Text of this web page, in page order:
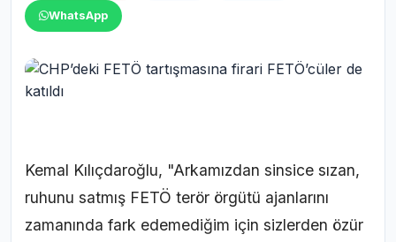
WhatsApp
Kemal Kılıçdaroğlu, "Arkamızdan sinsice sızan,
ruhunu satmış FETÖ terör örgütü ajanlarını
zamanında fark edemediğim için sizlerden özür